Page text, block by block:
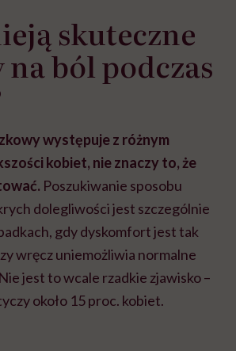
skuteczne
na ból podczas
występuje z różnym
kobiet, nie znaczy to, że
Poszukiwanie sposobu
dolegliwości jest szczególnie
gdy dyskomfort jest tak
wręcz uniemożliwia normalne
jest to wcale rzadkie zjawisko –
około 15 proc. kobiet.